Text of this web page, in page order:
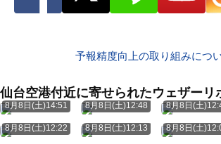
予報精度向上の取り組みにつ
仙台空港付近に寄せられたウェザーリ
8月8日(土)14:51 8月8日(土)12:48 8月8日(土
8月8日(土)12:22 8月8日(土)12:13 8月8日(土